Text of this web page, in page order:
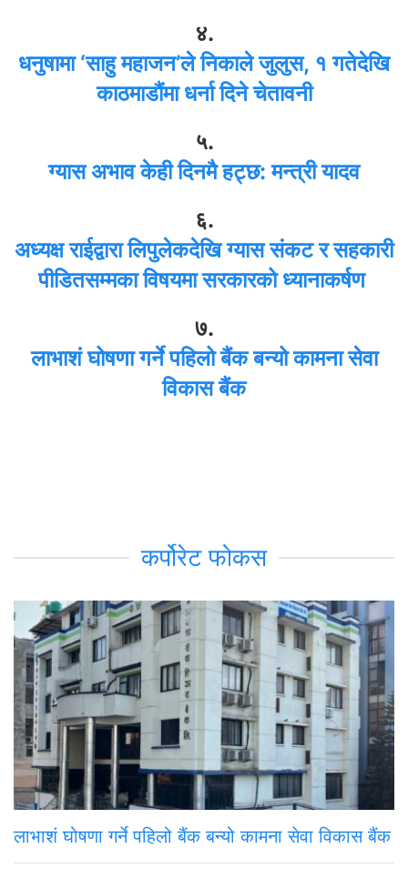
४.
धनुषामा ‘साहु महाजन’ले निकाले जुलुस, १ गतेदेखि
काठमाडौंमा धर्ना दिने चेतावनी
५.
ग्यास अभाव केही दिनमै हट्छ: मन्त्री यादव
६.
अध्यक्ष राईद्वारा लिपुलेकदेखि ग्यास संकट र सहकारी
पीडितसम्मका विषयमा सरकारको ध्यानाकर्षण
७.
लाभाशं घोषणा गर्ने पहिलो बैंक बन्यो कामना सेवा
विकास बैंक
कर्पोरेट फोकस
लाभाशं घोषणा गर्ने पहिलो बैंक बन्यो कामना सेवा विकास बैंक